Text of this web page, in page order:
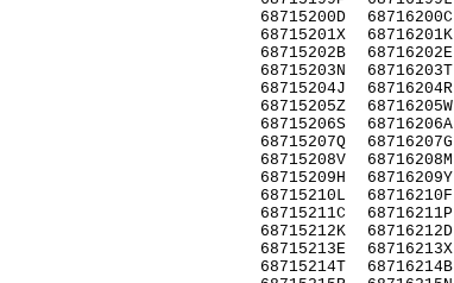
68715200D
68715201X
68715202B
68715203N
68715204J
68715205Z
68715206S
68715207Q
68715208V
68715209H
68715210L
68715211C
68715212K
68715213E
68715214T
68716200C
68716201K
68716202E
68716203T
68716204R
68716205W
68716206A
68716207G
68716208M
68716209Y
68716210F
68716211P
68716212D
68716213X
68716214B